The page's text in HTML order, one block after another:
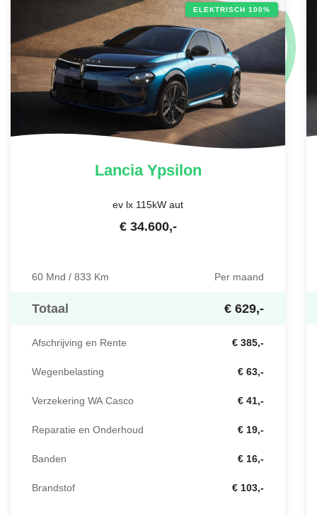
ELEKTRISCH 100%
LanciaYpsilon
ev lx 115kW aut
€ 34.600,-
60 Mnd / 833 Km Per maand
Totaal € 629,-
Afschrijving en Rente € 385,-
Wegenbelasting € 63,-
Verzekering WA Casco € 41,-
Reparatie en Onderhoud € 19,-
Banden € 16,-
Brandstof € 103,-